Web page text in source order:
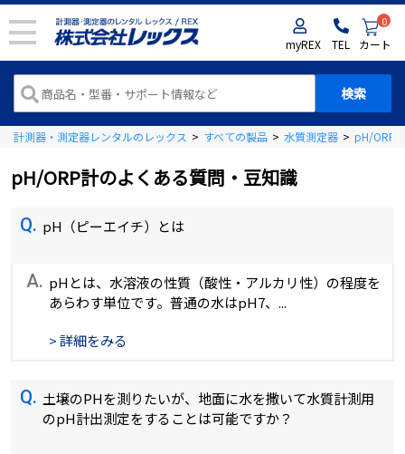
myREX TEL
0
カート
計測器・測定器レンタルのレックス > すべての製品 > 水質測定器 > pH/ORP
pH/ORP計のよくある質問・豆知識
Q. pH（ピーエイチ）とは
A. pHとは、水溶液の性質（酸性・アルカリ性）の程度を
あらわす単位です。普通の水はpH7、...
> 詳細をみる
Q. 土壌のPHを測りたいが、地面に水を撒いて水質計測用
のpH計出測定をすることは可能ですか？